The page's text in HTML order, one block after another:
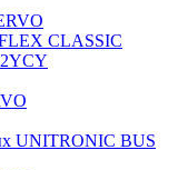
CLASSIC
UNITRONIC BUS